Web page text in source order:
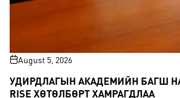
August 5, 2026
УДИРДЛАГЫН АКАДЕМИЙН БАГШ
RISE ХӨТӨЛБӨРТ ХАМРАГДЛАА